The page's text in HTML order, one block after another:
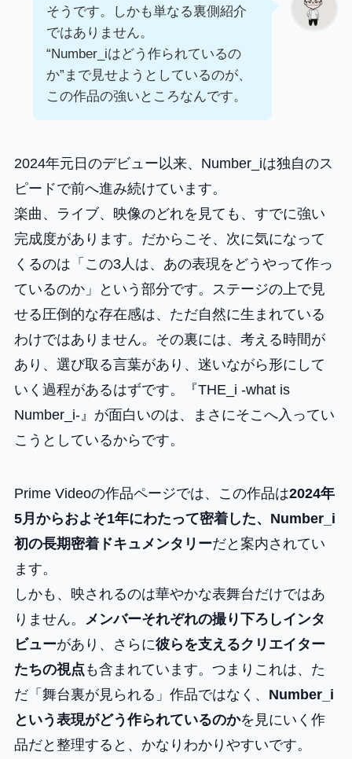
そうです。しかも単なる裏側紹介
ではありません。
“Number_iはどう作られているの
か”まで見せようとしているのが、
この作品の強いところなんです。
2024年元日のデビュー以来、Number_iは独自のス
ピードで前へ進み続けています。
楽曲、ライブ、映像のどれを見ても、すでに強い
完成度があります。だからこそ、次に気になって
くるのは「この3人は、あの表現をどうやって作っ
ているのか」という部分です。ステージの上で見
せる圧倒的な存在感は、ただ自然に生まれている
わけではありません。その裏には、考える時間が
あり、選び取る言葉があり、迷いながら形にして
いく過程があるはずです。『THE_i -what is
Number_i-』が面白いのは、まさにそこへ入ってい
こうとしているからです。
Prime Videoの作品ページでは、この作品は2024年
5月からおよそ1年にわたって密着した、Number_i
初の長期密着ドキュメンタリーだと案内されてい
ます。
しかも、映されるのは華やかな表舞台だけではあ
りません。 メンバーそれぞれの撮り下ろしインタ
ビューがあり、さらに彼らを支えるクリエイター
たちの視点 も含まれています。つまりこれは、た
だ「舞台裏が見られる」作品ではなく、 Number_i
という表現がどう作られているのかを見にいく作
品だと整理すると、かなりわかりやすいです。